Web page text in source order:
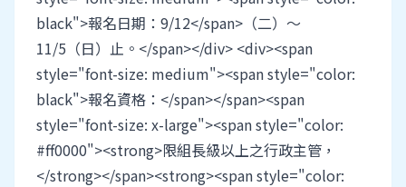
black">報名日期：9/12</span>（二）～
11/5（日）止。</span></div> <div><span
style="font-size: medium"><span style="color:
black">報名資格：</span></span><span
style="font-size: x-large"><span style="color:
#ff0000"><strong>限組長級以上之行政主管，
</strong></span><strong><span style="color: